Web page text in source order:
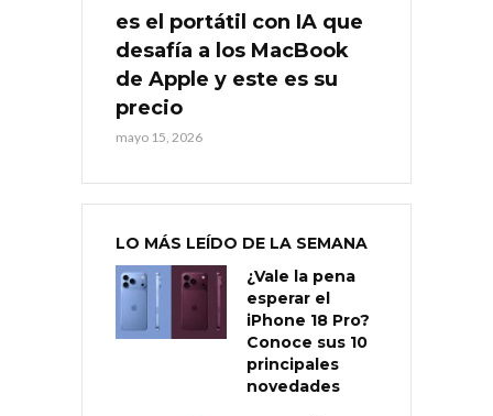
es el portátil con IA que
desafía a los MacBook
de Apple y este es su
precio
mayo 15, 2026
LO MÁS LEÍDO DE LA SEMANA
¿Vale la pena
esperar el
iPhone 18 Pro?
Conoce sus 10
principales
novedades